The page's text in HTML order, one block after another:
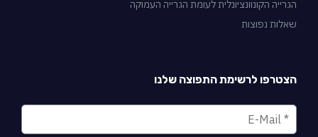
הגרייה הקונוונציונלית לעומת הגרייה העמוקה
שאלות נפוצות
הצטרפו לרשימת התפוצה שלנו